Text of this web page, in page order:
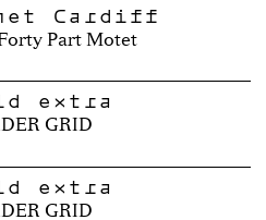
Cardiff
Part Motet
extra
GRID
extra
GRID